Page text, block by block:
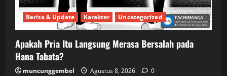
Berita & Update Karakter Uncategorized
Apakah Pria Itu Langsung Merasa Bersalah pada
Hana Tabata?
muncunggembel Agustus 8, 2026 0